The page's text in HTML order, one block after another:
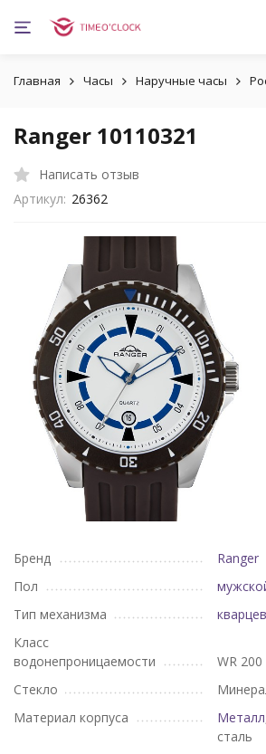
Главная Часы Наручные часы
Ranger 10110321
Написать отзыв
Артикул: 26362
Бренд
Ranger
Пол
Тип механизма
Класс
водонепроницаемости
WR 200
Стекло
Материал корпуса
Металл
сталь